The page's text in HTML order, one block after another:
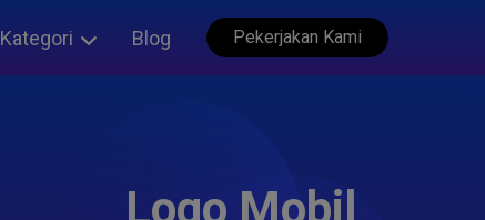
Kategori Blog Pekerjakan Kami
Logo Mobil